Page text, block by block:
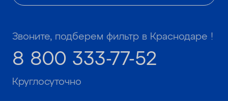
Звоните, подберем фильтр в Краснодаре !
8 800 333-77-52
Круглосуточно